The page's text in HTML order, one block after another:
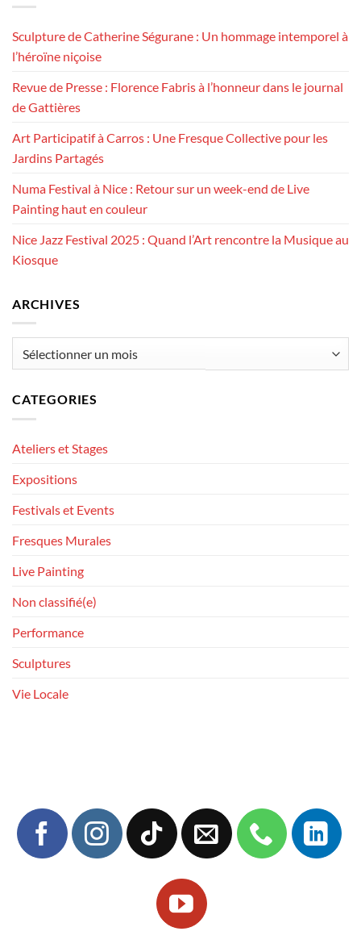
Sculpture de Catherine Ségurane : Un hommage intemporel à
l’héroïne niçoise
Revue de Presse : Florence Fabris à l’honneur dans le journal
de Gattières
Art Participatif à Carros : Une Fresque Collective pour les
Jardins Partagés
Numa Festival à Nice : Retour sur un week-end de Live
Painting haut en couleur
Nice Jazz Festival 2025 : Quand l’Art rencontre la Musique au
Kiosque
ARCHIVES
CATEGORIES
Ateliers et Stages
Expositions
Festivals et Events
Fresques Murales
Live Painting
Non classifié(e)
Performance
Sculptures
Vie Locale